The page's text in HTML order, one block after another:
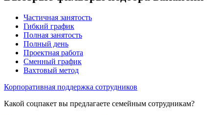
Частичная занятость
Гибкий график
Полная занятость
Полный день
Проектная работа
Сменный график
Вахтовый метод
Корпоративная поддержка сотрудников
Какой соцпакет вы предлагаете семейным сотрудникам?